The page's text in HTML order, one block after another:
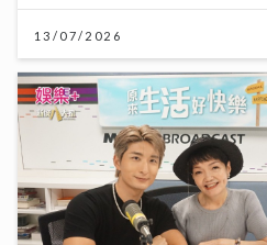
13/07/2026